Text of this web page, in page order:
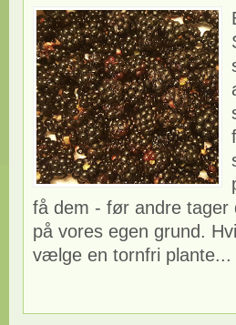
få dem - før andre tager
på vores egen grund.
vælge en tornfri plante...